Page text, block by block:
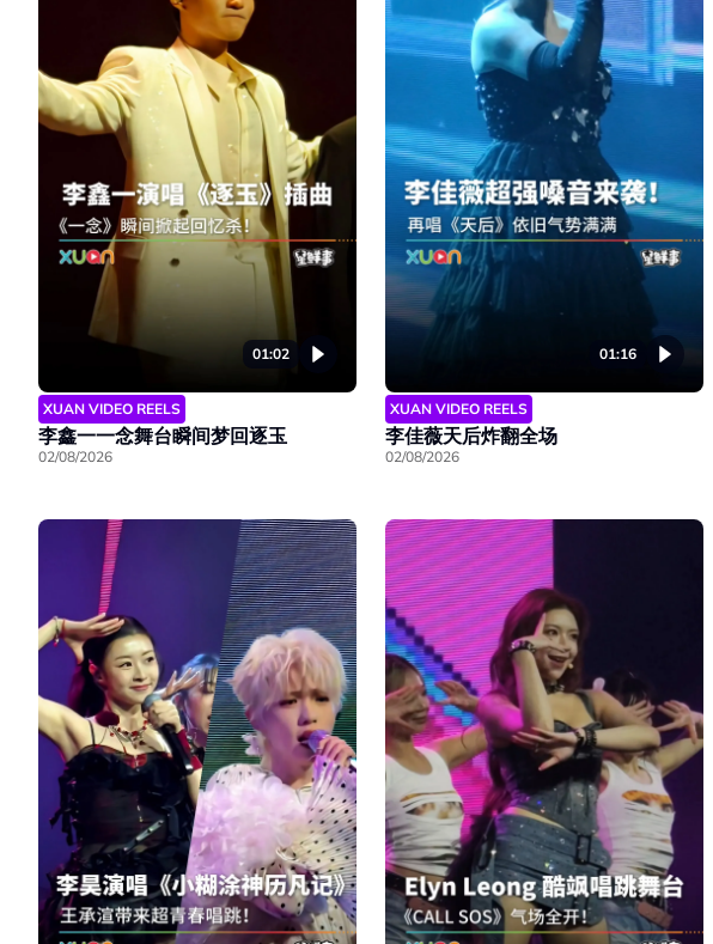
01:02
XUAN VIDEO REELS
李鑫一一念舞台瞬间梦回逐玉
02/08/2026
01:16
XUAN VIDEO REELS
李佳薇天后炸翻全场
02/08/2026